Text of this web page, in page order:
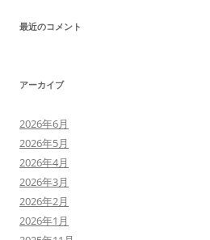
最近のコメント
アーカイブ
2026年6月
2026年5月
2026年4月
2026年3月
2026年2月
2026年1月